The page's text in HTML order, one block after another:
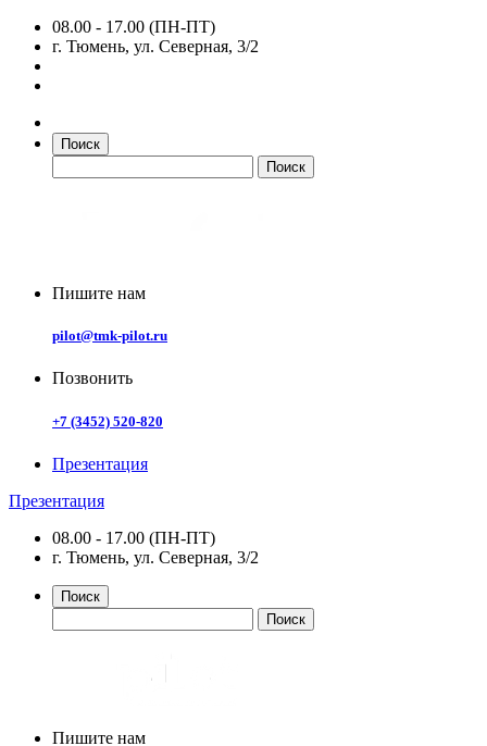
08.00 - 17.00 (ПН-ПТ)
г. Тюмень, ул. Северная, 3/2
Поиск
Пишите нам
pilot@tmk-pilot.ru
Позвонить
+7 (3452) 520-820
Презентация
Презентация
08.00 - 17.00 (ПН-ПТ)
г. Тюмень, ул. Северная, 3/2
Поиск
Пишите нам